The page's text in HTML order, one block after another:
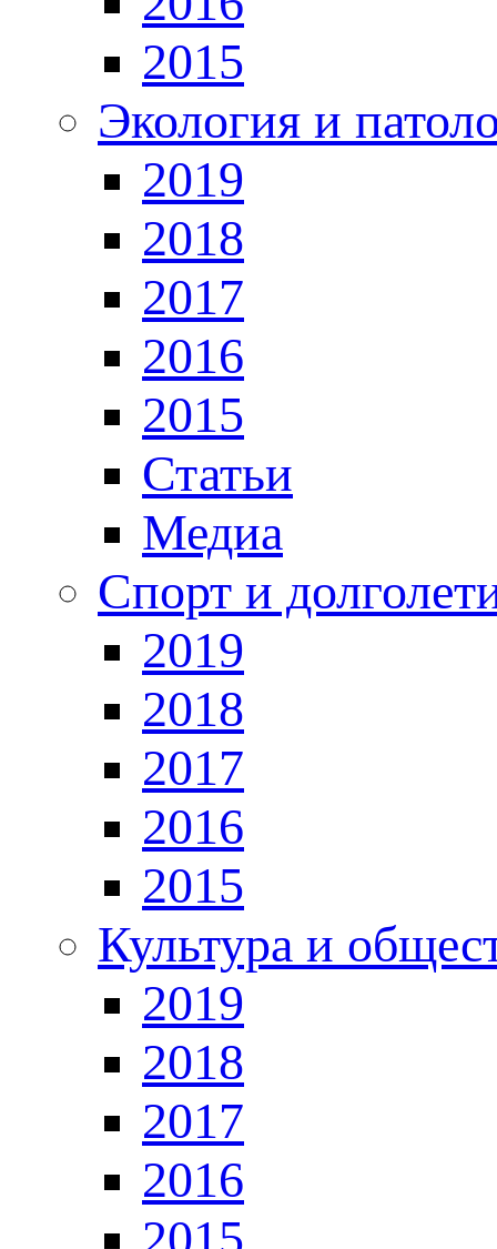
2015
Экология и
2019
2018
2017
2016
2015
Статьи
Медиа
Спорт и
2019
2018
2017
2016
2015
Культура и
2019
2018
2017
2016